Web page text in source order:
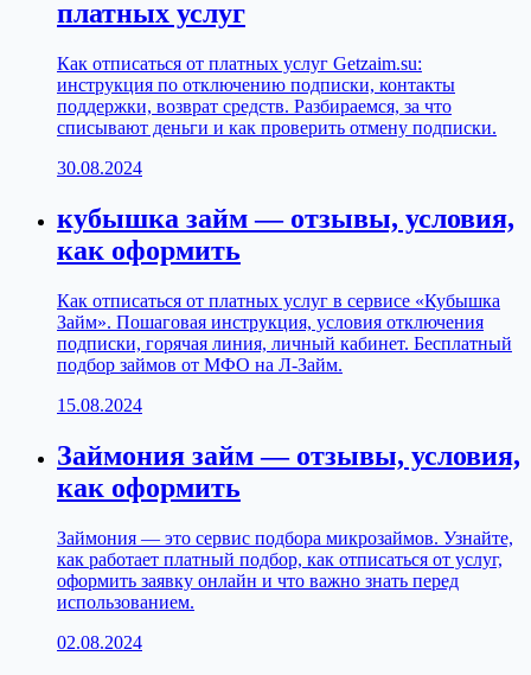
платных услуг
Как отписаться от платных услуг Getzaim.su:
инструкция по отключению подписки, контакты
поддержки, возврат средств. Разбираемся, за что
списывают деньги и как проверить отмену подписки.
30.08.2024
кубышка займ — отзывы, условия,
как оформить
Как отписаться от платных услуг в сервисе «Кубышка
Займ». Пошаговая инструкция, условия отключения
подписки, горячая линия, личный кабинет. Бесплатный
подбор займов от МФО на Л-Займ.
15.08.2024
Займония займ — отзывы, условия,
как оформить
Займония — это сервис подбора микрозаймов. Узнайте,
как работает платный подбор, как отписаться от услуг,
оформить заявку онлайн и что важно знать перед
использованием.
02.08.2024